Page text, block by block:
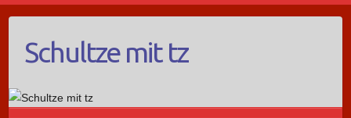
Schultze mit tz